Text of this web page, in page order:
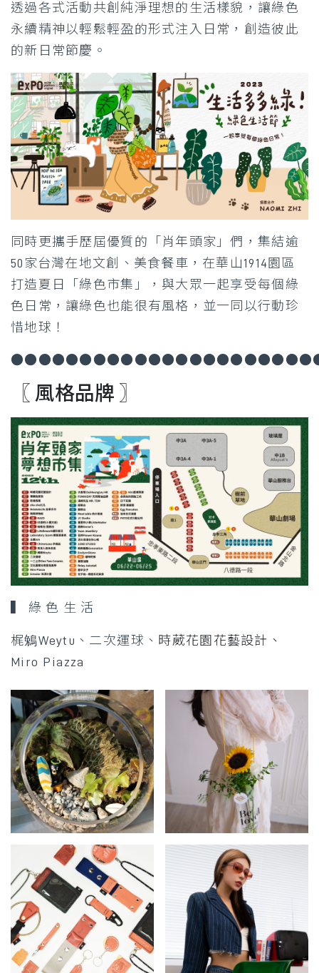
透過各式活動共創純淨理想的生活樣貌，讓綠色
永續精神以輕鬆輕盈的形式注入日常，創造彼此
的新日常節慶。
同時更攜手歷屆優質的「肖年頭家」們，集結逾
50家台灣在地文創、美食餐車，在華山1914園區
打造夏日「綠色市集」，與大眾一起享受每個綠
色日常，讓綠色也能很有風格，並一同以行動珍
惜地球！
〖 風格品牌 〗
▍ 綠 色 生 活 ​
梶鵵Weytu、 二次運球、 時葳花園花藝設計、
Miro Piazza